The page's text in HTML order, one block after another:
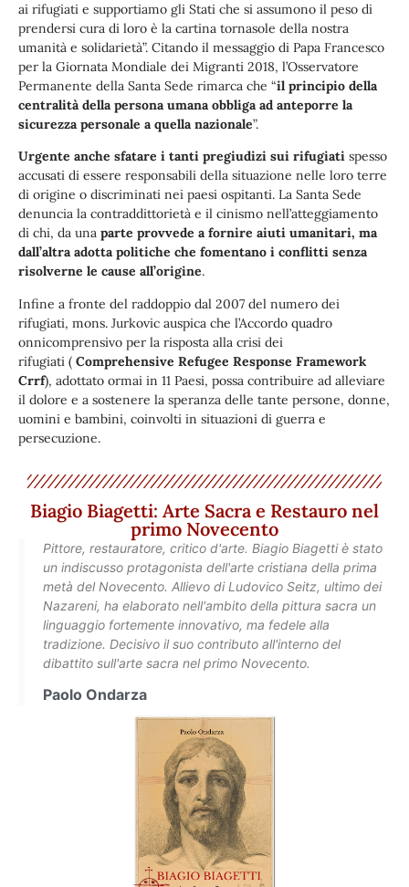
ai rifugiati e supportiamo gli Stati che si assumono il peso di
prendersi cura di loro è la cartina tornasole della nostra
umanità e solidarietà”. Citando il messaggio di Papa Francesco
per la Giornata Mondiale dei Migranti 2018, l’Osservatore
Permanente della Santa Sede rimarca che “il principio della
centralità della persona umana obbliga ad anteporre la
sicurezza personale a quella nazionale”.
Urgente anche sfatare i tanti pregiudizi sui rifugiati spesso
accusati di essere responsabili della situazione nelle loro terre
di origine o discriminati nei paesi ospitanti. La Santa Sede
denuncia la contraddittorietà e il cinismo nell’atteggiamento
di chi, da una parte provvede a fornire aiuti umanitari, ma
dall’altra adotta politiche che fomentano i conflitti senza
risolverne le cause all’origine.
Infine a fronte del raddoppio dal 2007 del numero dei
rifugiati, mons. Jurkovic auspica che l’Accordo quadro
onnicomprensivo per la risposta alla crisi dei
rifugiati ( Comprehensive Refugee Response Framework
Crrf), adottato ormai in 11 Paesi, possa contribuire ad alleviare
il dolore e a sostenere la speranza delle tante persone, donne,
uomini e bambini, coinvolti in situazioni di guerra e
persecuzione.
Biagio Biagetti: Arte Sacra e Restauro nel
primo Novecento
Pittore, restauratore, critico d'arte. Biagio Biagetti è stato
un indiscusso protagonista dell'arte cristiana della prima
metà del Novecento. Allievo di Ludovico Seitz, ultimo dei
Nazareni, ha elaborato nell'ambito della pittura sacra un
linguaggio fortemente innovativo, ma fedele alla
tradizione. Decisivo il suo contributo all'interno del
dibattito sull'arte sacra nel primo Novecento.
Paolo Ondarza